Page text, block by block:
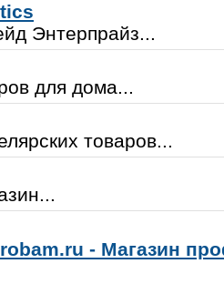
Энтерпрайз...
для дома...
товаров...
- Магазин